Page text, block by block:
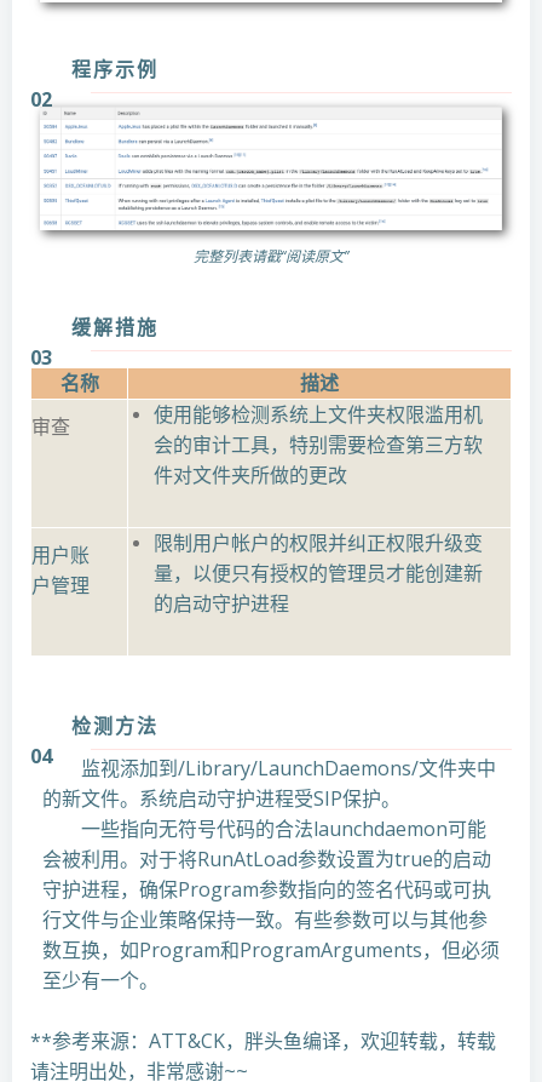
程序示例
02
完整列表请戳“阅读原文”
缓解措施
03
名称
描述
审查
使用能够检测系统上文件夹权限滥用机
会的审计工具，特别需要检查第三方软
件对文件夹所做的更改
用户账
户管理
限制用户帐户的权限并纠正权限升级变
量，以便只有授权的管理员才能创建新
的启动守护进程
检测方法
04监视添加到/Library/LaunchDaemons/文件夹中
的新文件。系统启动守护进程受SIP保护。
一些指向无符号代码的合法launchdaemon可能
会被利用。对于将RunAtLoad参数设置为true的启动
守护进程，确保Program参数指向的签名代码或可执
行文件与企业策略保持一致。有些参数可以与其他参
数互换，如Program和ProgramArguments，但必须
至少有一个。
**参考来源：ATT&CK，胖头鱼编译，欢迎转载，转载
请注明出处，非常感谢~~